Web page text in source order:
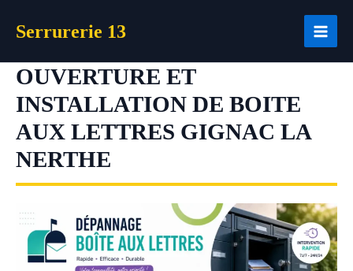
Serrurerie 13
OUVERTURE ET
INSTALLATION DE BOITE
AUX LETTRES GIGNAC LA
NERTHE